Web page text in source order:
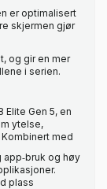
er optimalisert
skjermen gjør
og gir en mer
i serien.
Gen 5, en
ytelse,
med
app‑bruk og høy
plass